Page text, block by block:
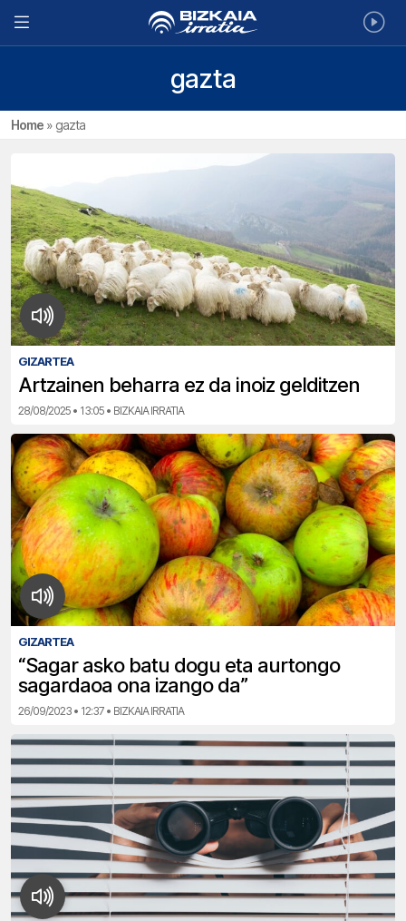
gazta
Home » gazta
GIZARTEA
Artzainen beharra ez da inoiz gelditzen
28/08/2025 • 13:05 • BIZKAIA IRRATIA
GIZARTEA
“Sagar asko batu dogu eta aurtongo
sagardaoa ona izango da”
26/09/2023 • 12:37 • BIZKAIA IRRATIA